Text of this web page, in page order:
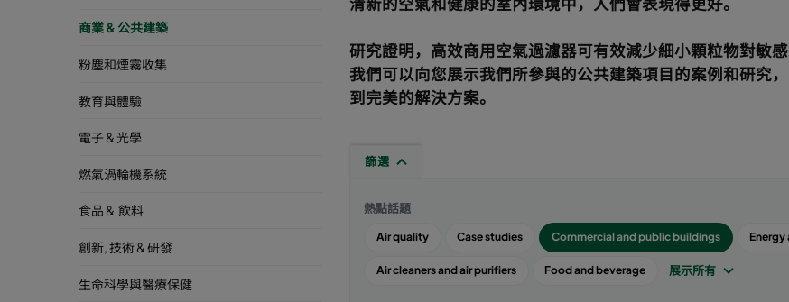
商業 & 公共建築
粉塵和煙霧收集
教育與體驗
電子 & 光學
燃氣渦輪機系統
食品 & 飲料
創新, 技術 & 研發
生命科學與醫療保健
研究證明，高效商用空氣過濾器可有效減少細小顆粒物對敏感
我們可以向您展示我們所參與的公共建築項目的案例和研究
到完美的解決方案。
篩選
熱點話題
Air quality Case studies Commercial and public buildings Energy
Air cleaners and air purifiers Food and beverage 展示所有